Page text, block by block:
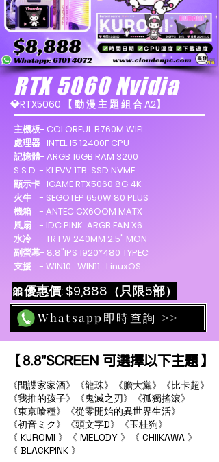
RTX 5060 Nvidia
💎RTX5060 【 動 漫 主 題 組 合 A2】
主機板- COLORFUL B760M WIFI
處理器- INTEL I5 12400F CPU
記憶體- ARGB 16GB RAM 3200
S S D - KLEVV 1TB SSD NVME
顯示卡- IGAME RTX5060 8G 4K
火牛 - SEGOTEP 650W 80 PLUS
機箱 - ANTEC CX6OOM MATX
風扇 - IDC PINK ARGB FAN X6
水冷 - TR FW 240MM 2.5" MON
副螢幕- 8.8"IPS 1920*480 TYPEC
支援 - WIN10 WIN11 LinuxOS
🎀優惠價: $9,888 （只限5部）
Whatsapp即時查詢 >>
【8.8"SCREEN 可選擇以下主題】
《間諜家家酒》《龍珠》《膽大黨》《比卡超》
《我推的孩子》《鬼滅之刃》《孤獨搖滾》
《東京喰種》《從零開始的異世界生活》
《初音ミク》《頭文字D》《玉桂狗》
《 KUROMI 》《 MELODY 》《 CHIIKAWA 》
《 BLACKPINK 》